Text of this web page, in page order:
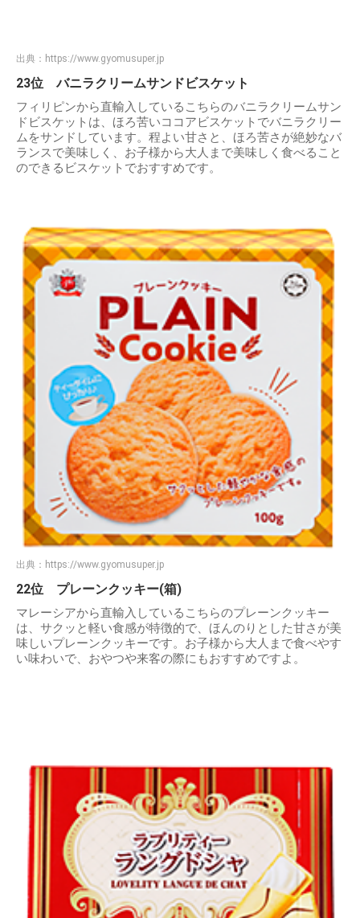
出典： https://www.gyomusuper.jp
23位 バニラクリームサンドビスケット
フィリピンから直輸入しているこちらのバニラクリームサン
ドビスケットは、ほろ苦いココアビスケットでバニラクリー
ムをサンドしています。程よい甘さと、ほろ苦さが絶妙なバ
ランスで美味しく、お子様から大人まで美味しく食べること
のできるビスケットでおすすめです。
出典： https://www.gyomusuper.jp
22位 プレーンクッキー(箱)
マレーシアから直輸入しているこちらのプレーンクッキー
は、サクッと軽い食感が特徴的で、ほんのりとした甘さが美
味しいプレーンクッキーです。お子様から大人まで食べやす
い味わいで、おやつや来客の際にもおすすめですよ。